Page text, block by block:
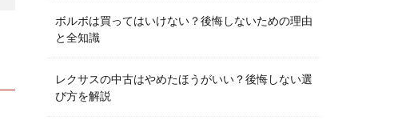
ボルボは買ってはいけない？後悔しないための理由
と全知識
レクサスの中古はやめたほうがいい？後悔しない選
び方を解説